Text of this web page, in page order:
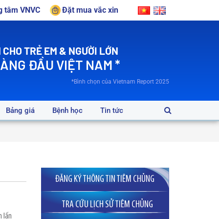
tâm VNVC Đặt mua vắc xin
TRẺ EM & NGƯỜI LỚN
ĐẦU VIỆT NAM *
*Bình chọn của Vietnam Report 2025
Bảng giá Bệnh học Tin tức
lấn
ĐĂNG KÝ THÔNG TIN TIÊM CHỦNG
TRA CỨU LỊCH SỬ TIÊM CHỦNG